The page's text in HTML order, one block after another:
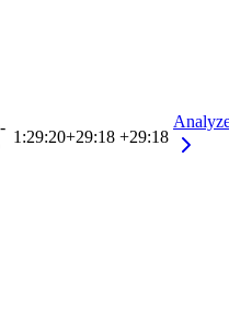
1:29:20+29:18 +29:18